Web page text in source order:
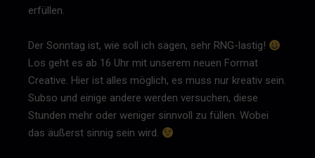
erfüllen.
Der Sonntag ist, wie soll ich sagen, sehr RNG-lastig!
Los geht es ab 16 Uhr mit unserem neuen Format
Creative. Hier ist alles möglich, es muss nur kreativ sein.
Subso und einige andere werden versuchen, diese
Stunden mehr oder weniger sinnvoll zu füllen. Wobei
das äußerst sinnig sein wird.